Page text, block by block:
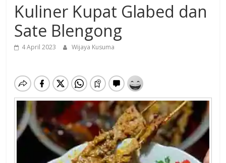
Kuliner Kupat Glabed dan
Sate Blengong
4 April 2023 Wijaya Kusuma